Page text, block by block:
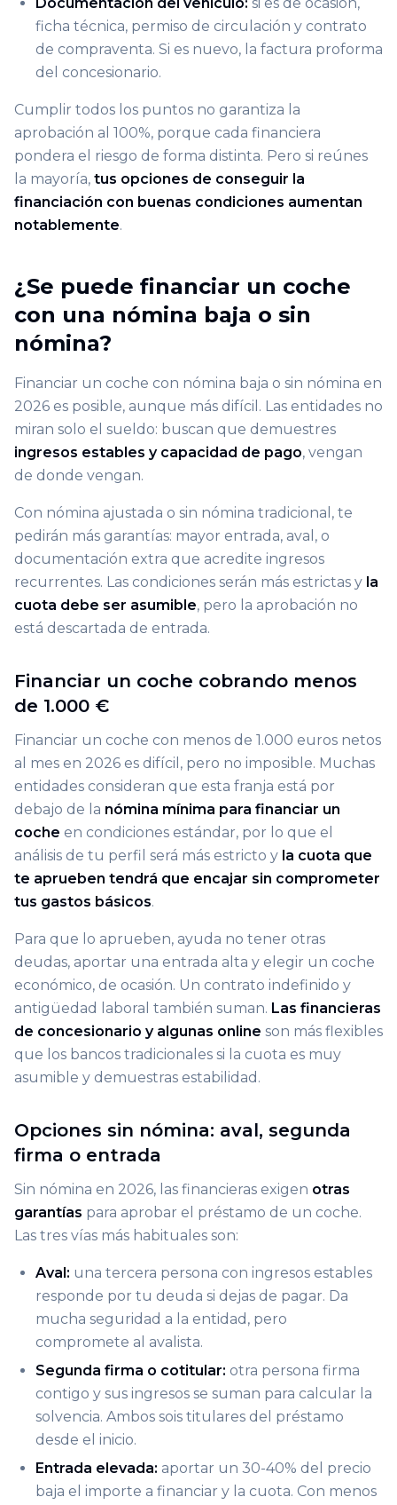
ficha técnica, permiso de circulación y contrato
de compraventa. Si es nuevo, la factura proforma
del concesionario.
Cumplir todos los puntos no garantiza la
aprobación al 100%, porque cada financiera
pondera el riesgo de forma distinta. Pero si reúnes
la mayoría, tus opciones de conseguir la
financiación con buenas condiciones aumentan
notablemente.
¿Se puede financiar un coche
con una nómina baja o sin
nómina?
Financiar un coche con nómina baja o sin nómina en
2026 es posible, aunque más difícil. Las entidades no
miran solo el sueldo: buscan que demuestres
ingresos estables y capacidad de pago, vengan
de donde vengan.
Con nómina ajustada o sin nómina tradicional, te
pedirán más garantías: mayor entrada, aval, o
documentación extra que acredite ingresos
recurrentes. Las condiciones serán más estrictas y la
cuota debe ser asumible, pero la aprobación no
está descartada de entrada.
Financiar un coche cobrando menos
de 1.000 €
Financiar un coche con menos de 1.000 euros netos
al mes en 2026 es difícil, pero no imposible. Muchas
entidades consideran que esta franja está por
debajo de la nómina mínima para financiar un
coche en condiciones estándar, por lo que el
análisis de tu perfil será más estricto y la cuota que
te aprueben tendrá que encajar sin comprometer
tus gastos básicos.
Para que lo aprueben, ayuda no tener otras
deudas, aportar una entrada alta y elegir un coche
económico, de ocasión. Un contrato indefinido y
antigüedad laboral también suman. Las financieras
de concesionario y algunas online son más flexibles
que los bancos tradicionales si la cuota es muy
asumible y demuestras estabilidad.
Opciones sin nómina: aval, segunda
firma o entrada
Sin nómina en 2026, las financieras exigen otras
garantías para aprobar el préstamo de un coche.
Las tres vías más habituales son:
Aval: una tercera persona con ingresos estables
responde por tu deuda si dejas de pagar. Da
mucha seguridad a la entidad, pero
compromete al avalista.
Segunda firma o cotitular: otra persona firma
contigo y sus ingresos se suman para calcular la
solvencia. Ambos sois titulares del préstamo
desde el inicio.
Entrada elevada: aportar un 30-40% del precio
baja el importe a financiar y la cuota. Con menos